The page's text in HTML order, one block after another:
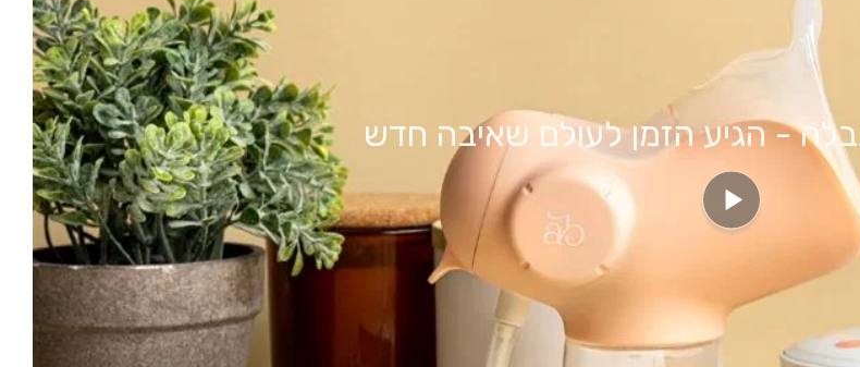
- הגיע הזמן לעולם שאיבה חדש